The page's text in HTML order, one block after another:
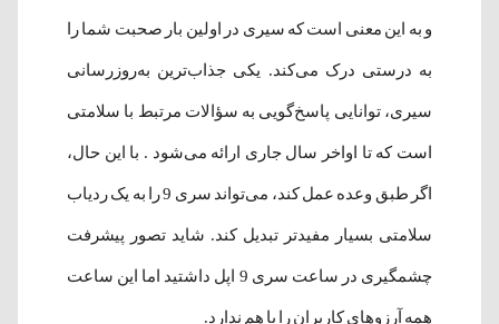
و به این معنی است که سیری در اولین بار صحبت شما را
به درستی درک می‌کند. یکی جذاب‌ترین به‌روزرسانی
سیری، توانایی پاسخ‌گویی به سؤالات مرتبط با سلامتی
است که تا اواخر سال جاری ارائه می‌شود . با این حال،
اگر طبق وعده عمل کند، می‌تواند سری 9 را به یک ردیاب
سلامتی بسیار مفیدتر تبدیل کند. شاید تصور پیشرفت
چشمگیری در ساعت سری 9 اپل داشتید اما این ساعت
همه آرزوهای کاربران را با هم ندارد.